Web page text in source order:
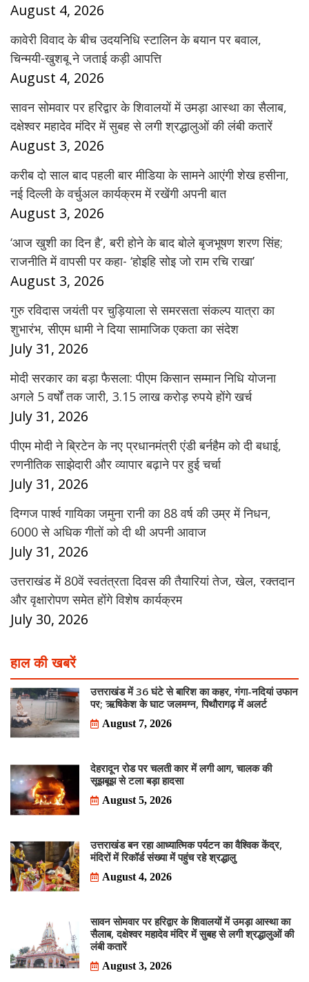
August 4, 2026
कावेरी विवाद के बीच उदयनिधि स्टालिन के बयान पर बवाल,
चिन्मयी-खुशबू ने जताई कड़ी आपत्ति
August 4, 2026
सावन सोमवार पर हरिद्वार के शिवालयों में उमड़ा आस्था का सैलाब,
दक्षेश्वर महादेव मंदिर में सुबह से लगी श्रद्धालुओं की लंबी कतारें
August 3, 2026
करीब दो साल बाद पहली बार मीडिया के सामने आएंगी शेख हसीना,
नई दिल्ली के वर्चुअल कार्यक्रम में रखेंगी अपनी बात
August 3, 2026
‘आज खुशी का दिन है’, बरी होने के बाद बोले बृजभूषण शरण सिंह;
राजनीति में वापसी पर कहा- ‘होइहि सोइ जो राम रचि राखा’
August 3, 2026
गुरु रविदास जयंती पर चुड़ियाला से समरसता संकल्प यात्रा का
शुभारंभ, सीएम धामी ने दिया सामाजिक एकता का संदेश
July 31, 2026
मोदी सरकार का बड़ा फैसला: पीएम किसान सम्मान निधि योजना
अगले 5 वर्षों तक जारी, 3.15 लाख करोड़ रुपये होंगे खर्च
July 31, 2026
पीएम मोदी ने ब्रिटेन के नए प्रधानमंत्री एंडी बर्नहैम को दी बधाई,
रणनीतिक साझेदारी और व्यापार बढ़ाने पर हुई चर्चा
July 31, 2026
दिग्गज पार्श्व गायिका जमुना रानी का 88 वर्ष की उम्र में निधन,
6000 से अधिक गीतों को दी थी अपनी आवाज
July 31, 2026
उत्तराखंड में 80वें स्वतंत्रता दिवस की तैयारियां तेज, खेल, रक्तदान
और वृक्षारोपण समेत होंगे विशेष कार्यक्रम
July 30, 2026
हाल की खबरें
उत्तराखंड में 36 घंटे से बारिश का कहर, गंगा-नदियां उफान
पर; ऋषिकेश के घाट जलमग्न, पिथौरागढ़ में अलर्ट
August 7, 2026
देहरादून रोड पर चलती कार में लगी आग, चालक की
सूझबूझ से टला बड़ा हादसा
August 5, 2026
उत्तराखंड बन रहा आध्यात्मिक पर्यटन का वैश्विक केंद्र,
मंदिरों में रिकॉर्ड संख्या में पहुंच रहे श्रद्धालु
August 4, 2026
सावन सोमवार पर हरिद्वार के शिवालयों में उमड़ा आस्था का
सैलाब, दक्षेश्वर महादेव मंदिर में सुबह से लगी श्रद्धालुओं की
लंबी कतारें
August 3, 2026